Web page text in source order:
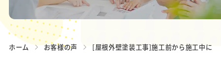
ホーム お客様の声 [屋根外壁塗装工事]施工前から施工中に